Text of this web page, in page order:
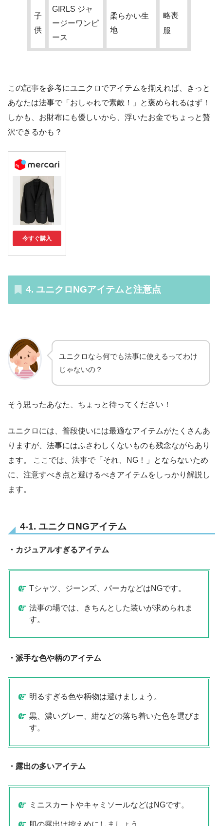
子
供
GIRLS ジャ
ージーワンピ
ース
柔らかい生
地
略喪
服
この記事を参考にユニクロでアイテムを揃えれば、きっと
あなたは法事で「おしゃれで素敵！」と褒められるはず！
しかも、お財布にも優しいから、浮いたお金でちょっと贅
沢できるかも？
今すぐ購入
4. ユニクロNGアイテムと注意点
ユニクロなら何でも法事に使えるってわけ
じゃないの？
そう思ったあなた、ちょっと待ってください！
ユニクロには、普段使いには最適なアイテムがたくさんあ
りますが、法事にはふさわしくないものも残念ながらあり
ます。 ここでは、法事で「それ、NG！」とならないため
に、注意すべき点と避けるべきアイテムをしっかり解説し
ます。
4-1. ユニクロNGアイテム
・カジュアルすぎるアイテム
Tシャツ、ジーンズ、パーカなどはNGです。
法事の場では、きちんとした装いが求められま
す。
・派手な色や柄のアイテム
明るすぎる色や柄物は避けましょう。
黒、濃いグレー、紺などの落ち着いた色を選びま
す。
・露出の多いアイテム
ミニスカートやキャミソールなどはNGです。
肌の露出は控えめにしましょう。